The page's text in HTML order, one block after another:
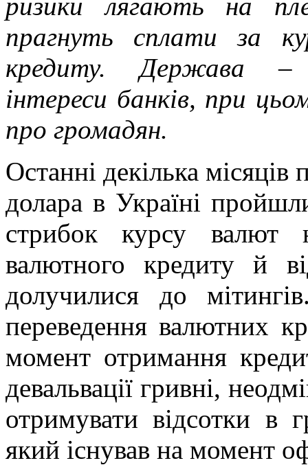
прагнуть сплати за
кредиту. Держава –
інтереси банків, при
про громадян.
Останні декілька місяців
долара в Україні
стрибок курсу валют
валютного кредиту й
долучилися до
переведення валютних
момент отримання
девальвації гривні,
отримувати відсотки в
який існував на момент